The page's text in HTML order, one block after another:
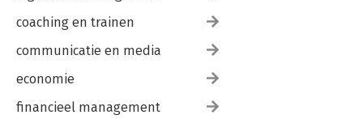
coaching en trainen
communicatie en media
economie
financieel management